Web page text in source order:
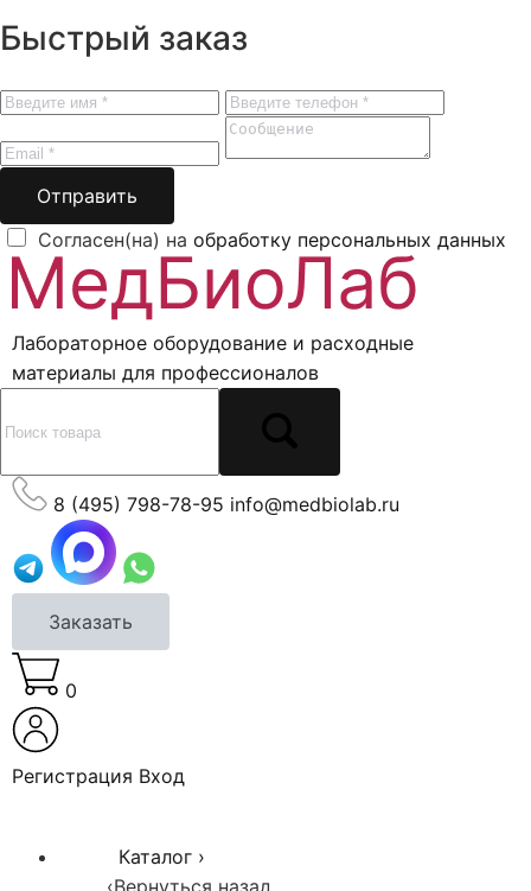
Быстрый заказ
Отправить
Согласен(на) на обработку персональных данных
Лабораторное оборудование и расходные
материалы для профессионалов
8 (495) 798-78-95 info@medbiolab.ru
Заказать
0
Регистрация Вход
Каталог ›